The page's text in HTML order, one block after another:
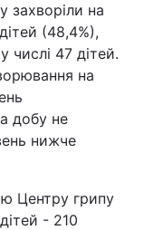
захворіли на
(48,4%),
числі 47 дітей.
на
добу не
нижче
Центру грипу
- 210